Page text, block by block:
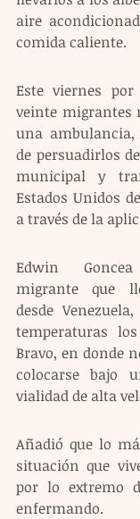
aire
comida caliente.
Este viernes
veinte migrantes
una
de persuadirlos
municipal y
Estados Unidos
a través de la
Edwin
migrante que
desde
temperaturas
Bravo, en donde
colocarse bajo
vialidad de alta
Añadió que lo
situación que
por lo extremo
enfermando.